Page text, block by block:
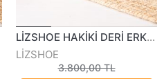
LİZSHOE HAKİKİ DERİ ERKEK BOT VYGR 607123K
LİZSHOE
3.800,00 TL